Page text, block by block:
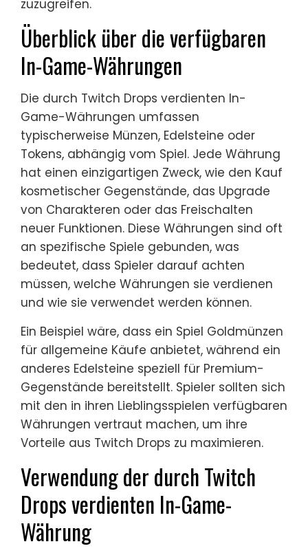
zuzugreifen.
Überblick über die verfügbaren
In-Game-Währungen
Die durch Twitch Drops verdienten In-
Game-Währungen umfassen
typischerweise Münzen, Edelsteine oder
Tokens, abhängig vom Spiel. Jede Währung
hat einen einzigartigen Zweck, wie den Kauf
kosmetischer Gegenstände, das Upgrade
von Charakteren oder das Freischalten
neuer Funktionen. Diese Währungen sind oft
an spezifische Spiele gebunden, was
bedeutet, dass Spieler darauf achten
müssen, welche Währungen sie verdienen
und wie sie verwendet werden können.
Ein Beispiel wäre, dass ein Spiel Goldmünzen
für allgemeine Käufe anbietet, während ein
anderes Edelsteine speziell für Premium-
Gegenstände bereitstellt. Spieler sollten sich
mit den in ihren Lieblingsspielen verfügbaren
Währungen vertraut machen, um ihre
Vorteile aus Twitch Drops zu maximieren.
Verwendung der durch Twitch
Drops verdienten In-Game-
Währung